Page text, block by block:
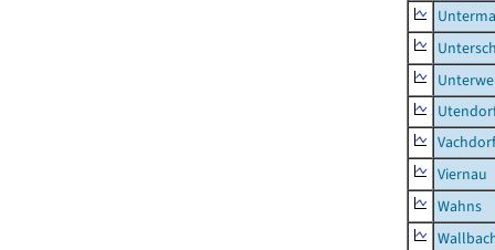
Vachdorf
Viernau
Wahns